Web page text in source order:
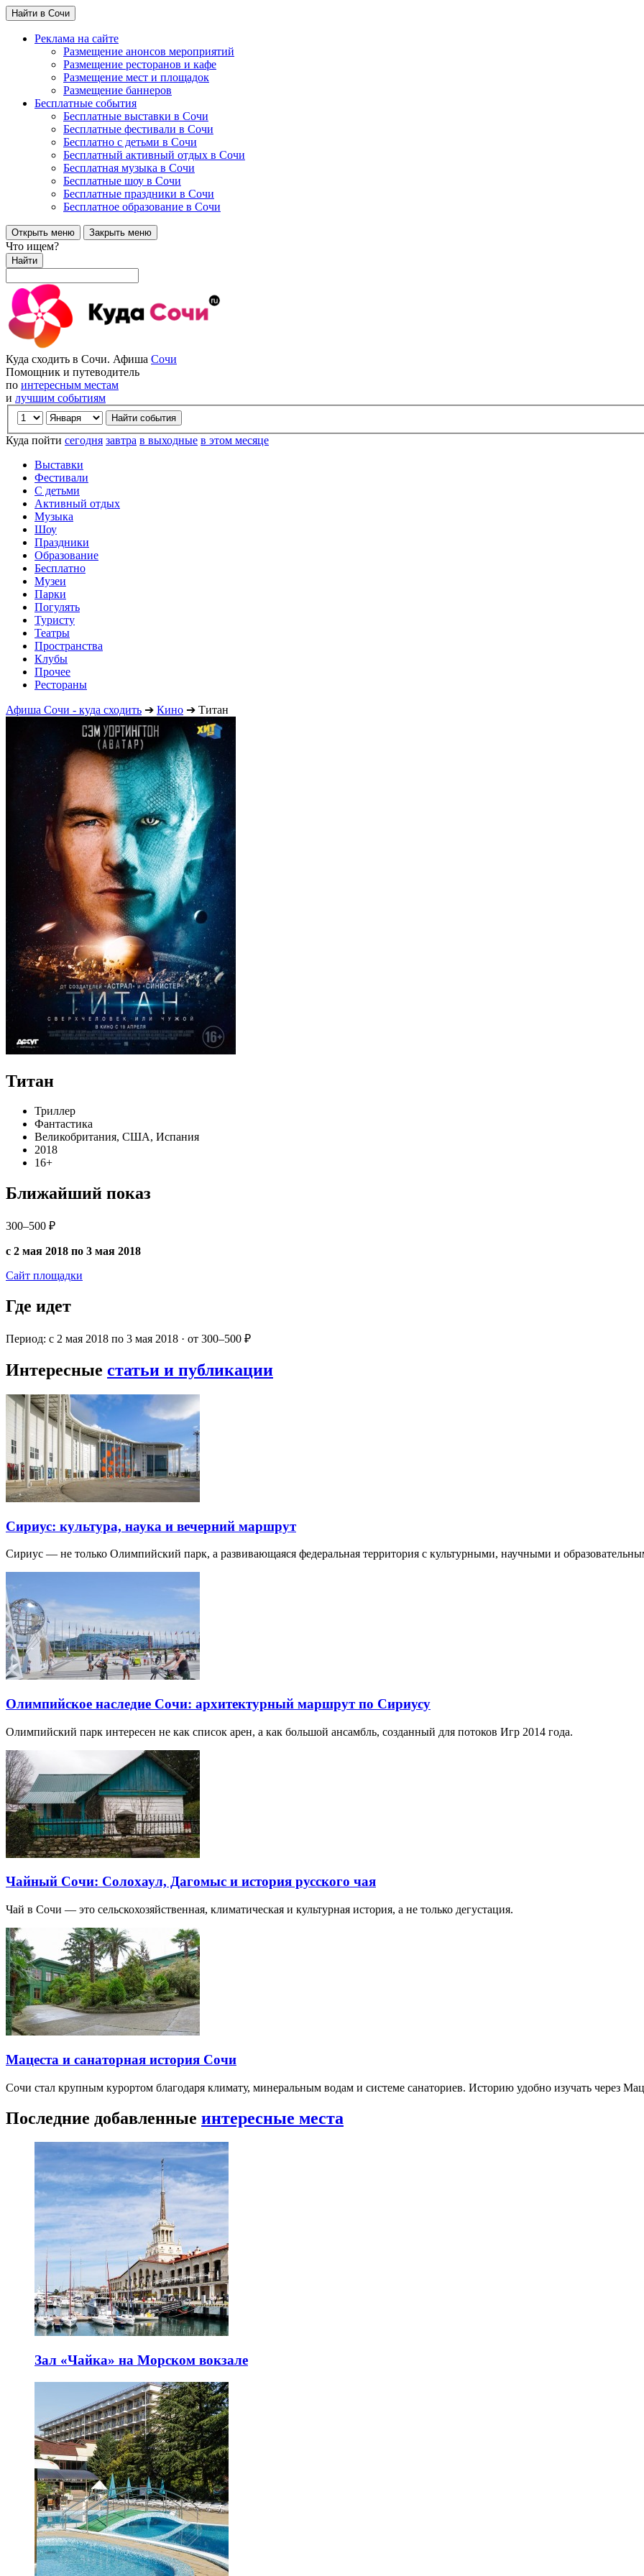
Найти в Сочи
Реклама на сайте
Размещение анонсов мероприятий
Размещение ресторанов и кафе
Размещение мест и площадок
Размещение баннеров
Бесплатные события
Бесплатные выставки в Сочи
Бесплатные фестивали в Сочи
Бесплатно с детьми в Сочи
Бесплатный активный отдых в Сочи
Бесплатная музыка в Сочи
Бесплатные шоу в Сочи
Бесплатные праздники в Сочи
Бесплатное образование в Сочи
Открыть меню Закрыть меню
Что ищем?
Найти
Куда сходить в Сочи. Афиша Сочи
Помощник и путеводитель
по интересным местам
и лучшим событиям
Куда пойти сегодня завтра в выходные в этом месяце
Выставки
Фестивали
С детьми
Активный отдых
Музыка
Шоу
Праздники
Образование
Бесплатно
Музеи
Парки
Погулять
Туристу
Театры
Пространства
Клубы
Прочее
Рестораны
Афиша Сочи - куда сходить ➔ Кино ➔ Титан
Титан
Триллер
Фантастика
Великобритания, США, Испания
2018
16+
Ближайший показ
300–500 ₽
с 2 мая 2018 по 3 мая 2018
Сайт площадки
Где идет
Период: с 2 мая 2018 по 3 мая 2018 · от 300–500 ₽
Интересные статьи и публикации
Сириус: культура, наука и вечерний маршрут
Сириус — не только Олимпийский парк, а развивающаяся федеральная территория с культурными, научными и
Олимпийское наследие Сочи: архитектурный маршрут по Сириусу
Олимпийский парк интересен не как список арен, а как большой ансамбль, созданный для потоков Игр 2014 года.
Чайный Сочи: Солохаул, Дагомыс и история русского чая
Чай в Сочи — это сельскохозяйственная, климатическая и культурная история, а не только дегустация.
Мацеста и санаторная история Сочи
Сочи стал крупным курортом благодаря климату, минеральным водам и системе санаториев. Историю удобно изучать через
Последние добавленные интересные места
Зал «Чайка» на Морском вокзале